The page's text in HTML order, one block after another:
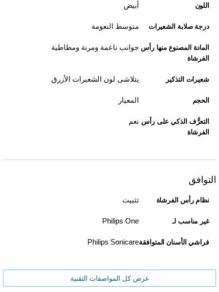
اللون أبيض
درجة صلابة الشعيرات متوسط النعومة
المادة المصنوع منها رأس
الفرشاة
جوانب ناعمة ومرنة ومطاطية
شعيرات التذكير يتلاشى لون الشعيرات الأزرق
الحجم المعيار
التعرُّف الذكي على رأس
الفرشاة
نعم
التوافق
نظام رأس الفرشاة تثبيت
غير مناسب لـ Philips One
فراشي الأسنان المتوافقةPhilips Sonicare
عرض كل المواصفات التقنية